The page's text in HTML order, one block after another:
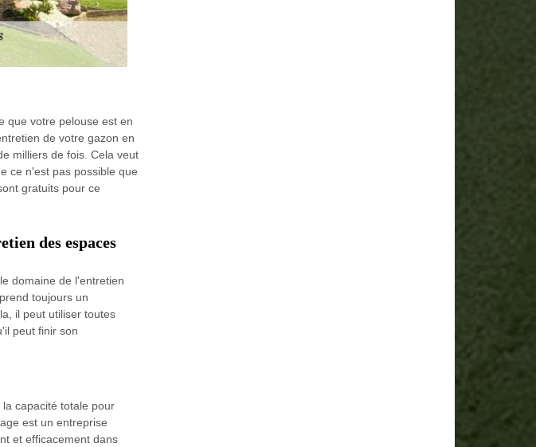
que votre pelouse est en
de votre gazon en
milliers de fois. Cela veut
ce n'est pas possible que
gratuits pour ce
des espaces
domaine de l'entretien
toujours un
il peut utiliser toutes
peut finir son
capacité totale pour
est un entreprise
et efficacement dans